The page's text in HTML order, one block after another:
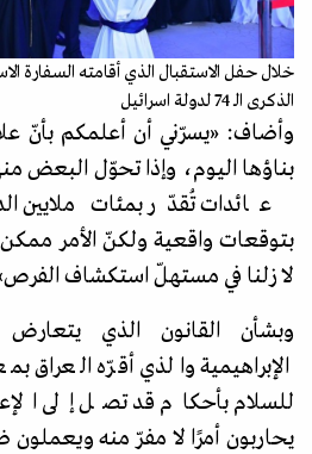
خلال حفل الاستقبال الذي أقامته السفارة
الذكرى الـ 74 لدولة اسرائيل
وأضاف:«يسرّني أن أعلمكم بأنّ
بناؤها اليوم، وإذا تحوّل البعض
عائدات تُقدّر بمئات ملايين
بتوقعات واقعية ولكنّ الأمر
لا زلنا في مستهلّ استكشاف الفرص
وبشأن القانون الذي
الإبراهيمية والذي أقرّه
للسلام بأحكام قد تصل إلى
يحاربون أمرًا لا مفرّ منه